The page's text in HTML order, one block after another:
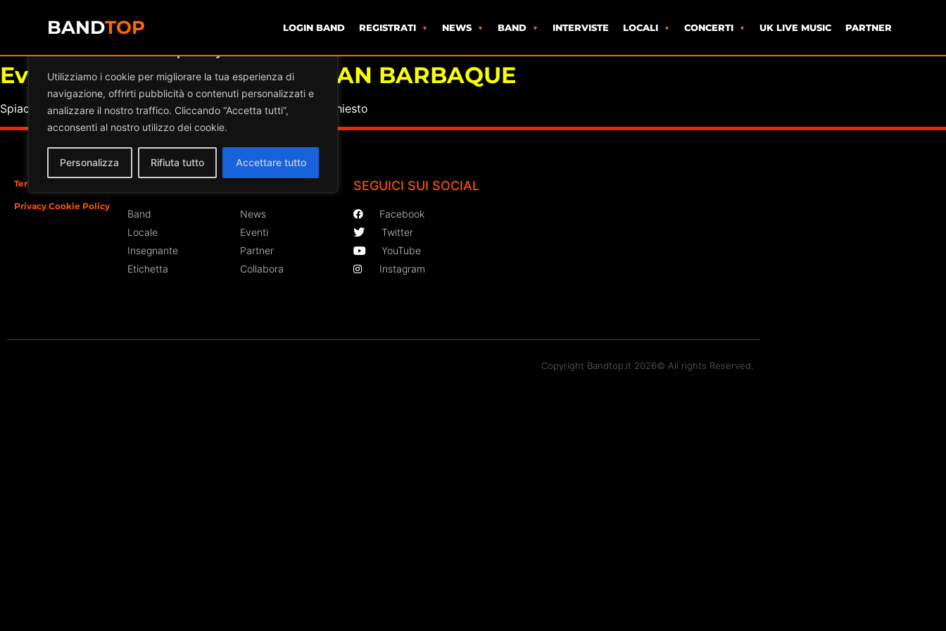
Utilizziamo i cookie per migliorare la tua esperienza di
navigazione, offrirti pubblicità o contenuti personalizzati e
analizzare il nostro traffico. Cliccando “Accetta tutti”,
acconsenti al nostro utilizzo dei cookie.
Personalizza Rifiuta tutto Accettare tutto
BANDTOP LOGIN BAND REGISTRATI NEWS BAND INTERVISTE LOCALI CONCERTI UK LIVE MUSIC PARTNER
Eventi aJAMBOREE AMERICAN BARBAQUE
Spiacente, ma nessun risultato è stato trovato per l'archivio richiesto
Termini e Condizioni
Privacy Cookie Policy
Band
Locale
Insegnante
Etichetta
News
Eventi
Partner
Collabora
SEGUICI SUI SOCIAL
Facebook
Twitter
YouTube
Instagram
Copyright Bandtop.it 2026© All rights Reserved.